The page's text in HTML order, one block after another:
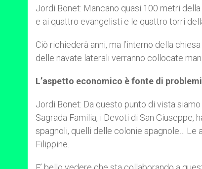
Jordi Bonet: Mancano quasi 100 metri
e ai quattro evangelisti e le quattro torri
Ciò richiederà anni, ma l’interno della
delle navate laterali verranno collocate
L’aspetto economico è fonte di
Jordi Bonet: Da questo punto di vista
Sagrada Familia, i Devoti di San Giuseppe,
spagnoli, quelli delle colonie spagnole… Le
Filippine.